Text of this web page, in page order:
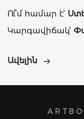
Ու՞մ համար է՝
Կարգավիճակ՝
Ավելին